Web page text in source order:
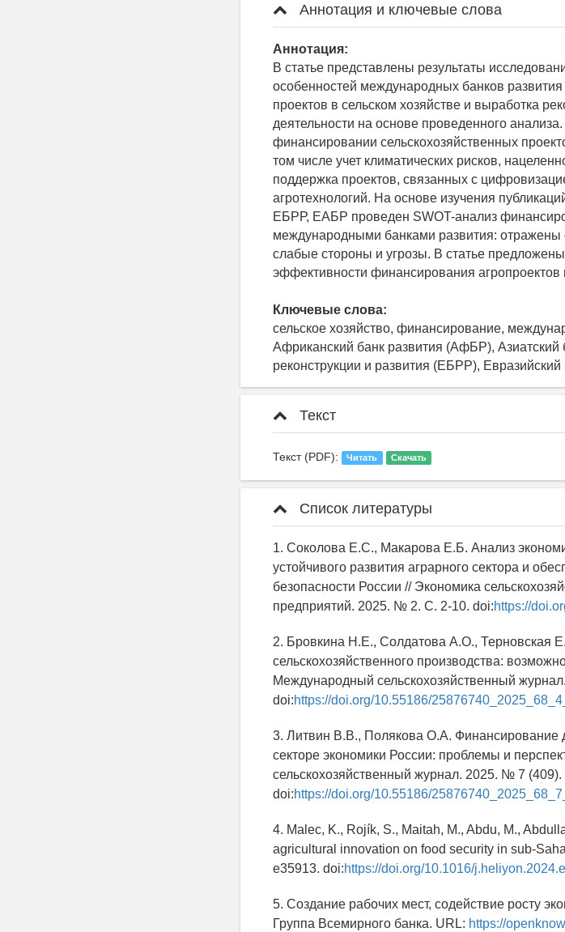
Аннотация и ключевые слова
Аннотация:
В статье представлены результаты
особенностей международных банков
проектов в сельском хозяйстве и выработка
деятельности на основе проведенного
финансировании сельскохозяйственных
том числе учет климатических рисков,
поддержка проектов, связанных с
агротехнологий. На основе изучения
ЕБРР, EАБР проведен SWOT-анализ
международными банками развития:
слабые стороны и угрозы. В статье
эффективности финансирования
Ключевые слова:
сельское хозяйство, финансирование,
Африканский банк развития (АфБР),
реконструкции и развития (ЕБРР),
Текст
Текст (PDF): Читать Скачать
Список литературы
1. Соколова Е.С., Макарова Е.Б. Анализ
устойчивого развития аграрного сектора и
безопасности России // Экономика
предприятий. 2025. № 2. С. 2-10. doi:https://
2. Бровкина Н.Е., Солдатова А.О., Терновская
сельскохозяйственного производства:
Международный сельскохозяйственный
doi:https://doi.org/10.55186/
3. Литвин В.В., Полякова О.А. Финансирование
секторе экономики России: проблемы и
сельскохозяйственный журнал. 2025. № 7
doi:https://doi.org/10.55186/
4. Malec, K., Rojík, S., Maitah, M., Abdu, M.,
agricultural innovation on food security in sub-
e35913. doi:https://doi.org/10.1016/
5. Создание рабочих мест, содействие росту
Группа Всемирного банка. URL: https://